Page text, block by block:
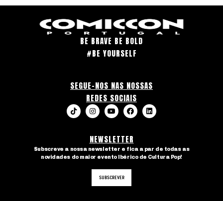
BE BRAVE BE BOLD
#BE YOURSELF
SEGUE-NOS NAS NOSSAS
REDES SOCIAIS
NEWSLETTER
Subscreve a nossa newsletter e fica a par de todas as
novidades do maior evento Ibérico de Cultura Pop!
SUBSCREVER